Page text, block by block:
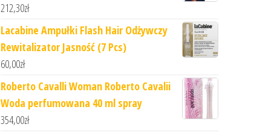
212,30zł
Lacabine Ampułki Flash Hair Odżywczy
Rewitalizator Jasność (7 Pcs)
60,00zł
Roberto Cavalli Woman Roberto Cavalii
Woda perfumowana 40 ml spray
354,00zł